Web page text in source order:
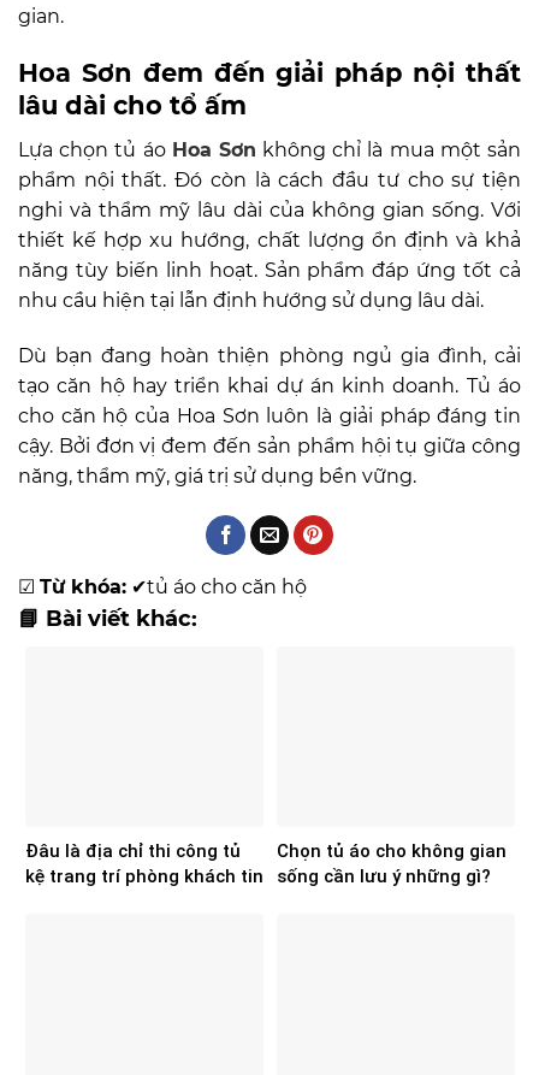
gian.
Hoa Sơn đem đến giải pháp nội thất
lâu dài cho tổ ấm
Lựa chọn tủ áo Hoa Sơn không chỉ là mua một sản
phẩm nội thất. Đó còn là cách đầu tư cho sự tiện
nghi và thẩm mỹ lâu dài của không gian sống. Với
thiết kế hợp xu hướng, chất lượng ổn định và khả
năng tùy biến linh hoạt. Sản phẩm đáp ứng tốt cả
nhu cầu hiện tại lẫn định hướng sử dụng lâu dài.
Dù bạn đang hoàn thiện phòng ngủ gia đình, cải
tạo căn hộ hay triển khai dự án kinh doanh. Tủ áo
cho căn hộ của Hoa Sơn luôn là giải pháp đáng tin
cậy. Bởi đơn vị đem đến sản phẩm hội tụ giữa công
năng, thẩm mỹ, giá trị sử dụng bền vững.
☑ Từ khóa: ✔tủ áo cho căn hộ
📘 Bài viết khác:
Đâu là địa chỉ thi công tủ
kệ trang trí phòng khách tin
Chọn tủ áo cho không gian
sống cần lưu ý những gì?